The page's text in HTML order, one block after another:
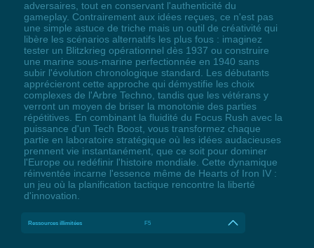
adversaires, tout en conservant l'authenticité du
gameplay. Contrairement aux idées reçues, ce n'est pas
une simple astuce de triche mais un outil de créativité qui
libère les scénarios alternatifs les plus fous : imaginez
tester un Blitzkrieg opérationnel dès 1937 ou construire
une marine sous-marine perfectionnée en 1940 sans
subir l'évolution chronologique standard. Les débutants
apprécieront cette approche qui démystifie les choix
complexes de l'Arbre Techno, tandis que les vétérans y
verront un moyen de briser la monotonie des parties
répétitives. En combinant la fluidité du Focus Rush avec la
puissance d'un Tech Boost, vous transformez chaque
partie en laboratoire stratégique où les idées audacieuses
prennent vie instantanément, que ce soit pour dominer
l'Europe ou redéfinir l'histoire mondiale. Cette dynamique
réinventée incarne l'essence même de Hearts of Iron IV :
un jeu où la planification tactique rencontre la liberté
d'innovation.
Ressources illimitées F5